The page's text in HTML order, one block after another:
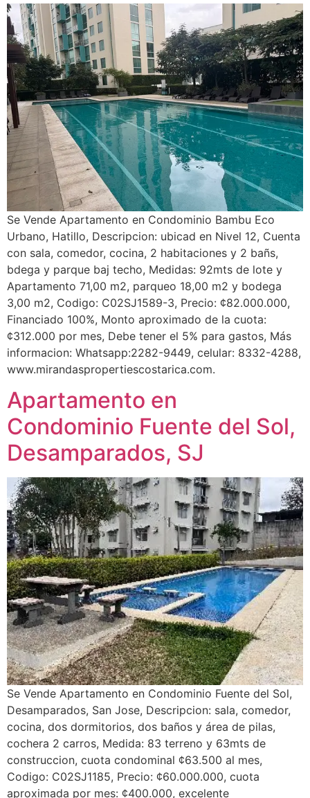
Se Vende Apartamento en Condominio Bambu Eco
Urbano, Hatillo, Descripcion: ubicad en Nivel 12, Cuenta
con sala, comedor, cocina, 2 habitaciones y 2 bañs,
bdega y parque baj techo, Medidas: 92mts de lote y
Apartamento 71,00 m2, parqueo 18,00 m2 y bodega
3,00 m2, Codigo: C02SJ1589-3, Precio: ¢82.000.000,
Financiado 100%, Monto aproximado de la cuota:
¢312.000 por mes, Debe tener el 5% para gastos, Más
informacion: Whatsapp:2282-9449, celular: 8332-4288,
www.mirandaspropertiescostarica.com.
Apartamento en
Condominio Fuente del Sol,
Desamparados, SJ
Se Vende Apartamento en Condominio Fuente del Sol,
Desamparados, San Jose, Descripcion: sala, comedor,
cocina, dos dormitorios, dos baños y área de pilas,
cochera 2 carros, Medida: 83 terreno y 63mts de
construccion, cuota condominal ¢63.500 al mes,
Codigo: C02SJ1185, Precio: ¢60.000.000, cuota
aproximada por mes: ¢400.000, excelente